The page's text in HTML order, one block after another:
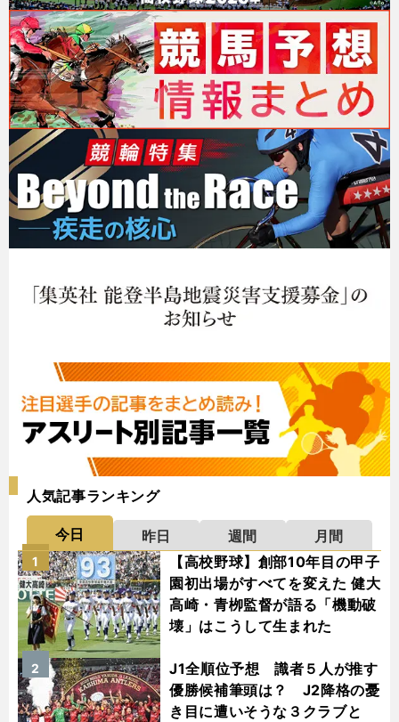
人気記事ランキング
今日 昨日 週間
月間
【高校野球】創部10年目の甲子
園初出場がすべてを変えた 健大
高崎・青栁監督が語る「機動破
壊」はこうして生まれた
1
J1全順位予想 識者５人が推す
優勝候補筆頭は？ J2降格の憂
き目に遭いそうな３クラブと
2